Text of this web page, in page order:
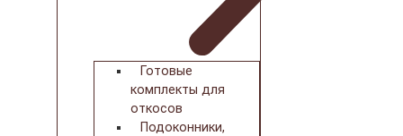
Готовые
комплекты для
откосов
Подоконники,